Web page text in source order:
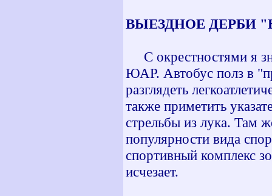
ВЫЕЗДНОЕ ДЕРБИ
С окрестностями я
ЮАР. Автобус полз в
разглядеть
также приметить
стрельбы из лука. Там
популярности вида
спортивный комплекс
исчезает.